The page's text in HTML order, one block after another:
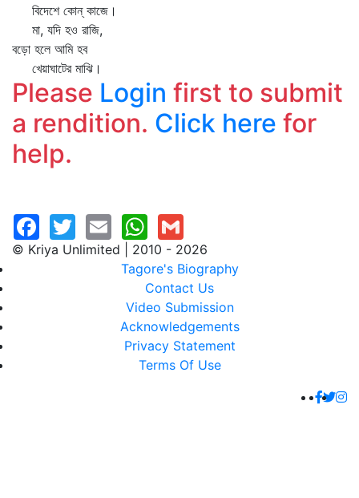
বিদেশে কোন্‌ কাজে।
মা, যদি হও রাজি,
বড়ো হলে আমি হব
খেয়াঘাটের মাঝি।
Please Login first to submit
a rendition. Click here for
help.
© Kriya Unlimited | 2010 - 2026
Tagore's Biography
Contact Us
Video Submission
Acknowledgements
Privacy Statement
Terms Of Use